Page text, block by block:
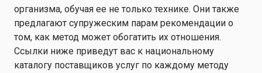
организма, обучая ее не только технике. Они также
предлагают супружеским парам рекомендации о
том, как метод может обогатить их отношения.
Ссылки ниже приведут вас к национальному
каталогу поставщиков услуг по каждому методу